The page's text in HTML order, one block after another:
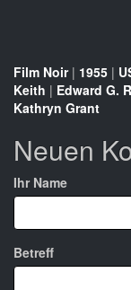
Film Noir| 1955 |
Keith | Edward G.
Kathryn Grant
Neuen
Ihr Name
Betreff